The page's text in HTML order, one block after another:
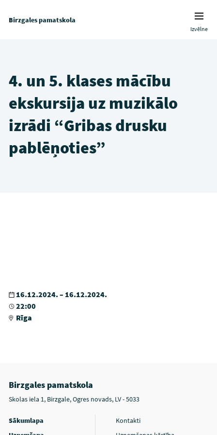
Birzgales pamatskola
Izvēlne
4. un 5. klases mācību
ekskursija uz muzikālo
izrādi “Gribas drusku
pablēņoties”
16.12.2024. – 16.12.2024.
22:00
Rīga
Birzgales pamatskola
Skolas iela 1, Birzgale, Ogres novads, LV - 5033
Sākumlapa
Kontakti